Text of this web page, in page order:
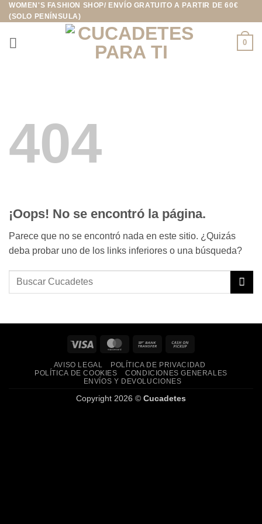
Saltar
al
contenido
WOMEN'S FASHION SHOP/ ENVÍO GRATUITO A PARTIR DE 60€
(SOLO PENÍNSULA)
0
404
¡Oops! No se encontró la página.
Parece que no se encontró nada en este sitio. ¿Quizás
deba probar uno de los links inferiores o una búsqueda?
Visa MasterCardBank
Pickup
AVISO LEGAL
POLÍTICA DE PRIVACIDAD
POLÍTICA DE COOKIES
CONDICIONES GENERALES
ENVÍOS Y DEVOLUCIONES
Copyright 2026 © Cucadetes